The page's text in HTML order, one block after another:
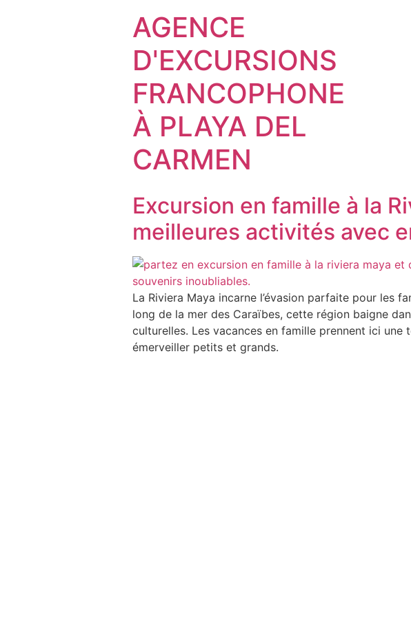
AGENCE
D'EXCURSIONS
FRANCOPHONE
À PLAYA DEL
CARMEN
Excursion en famille à la
meilleures activités avec
La Riviera Maya incarne l’évasion parfaite pour les
long de la mer des Caraïbes, cette région baigne
culturelles. Les vacances en famille prennent ici
émerveiller petits et grands.